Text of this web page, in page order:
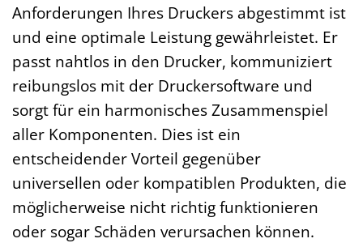
Anforderungen Ihres Druckers abgestimmt ist
und eine optimale Leistung gewährleistet. Er
passt nahtlos in den Drucker, kommuniziert
reibungslos mit der Druckersoftware und
sorgt für ein harmonisches Zusammenspiel
aller Komponenten. Dies ist ein
entscheidender Vorteil gegenüber
universellen oder kompatiblen Produkten, die
möglicherweise nicht richtig funktionieren
oder sogar Schäden verursachen können.